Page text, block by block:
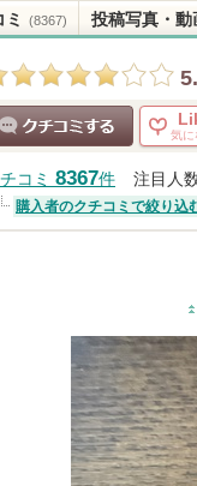
知
り
(8367) 投稿写真・動
気に
コミ 8367件 注目人
購入者のクチコミで絞り込